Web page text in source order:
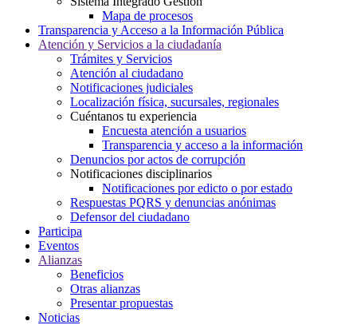
Mapa de procesos
Transparencia y Acceso a la Información Pública
Atención y Servicios a la ciudadanía
Trámites y Servicios
Atención al ciudadano
Notificaciones judiciales
Localización física, sucursales, regionales
Cuéntanos tu experiencia
Encuesta atención a usuarios
Transparencia y acceso a la información
Denuncios por actos de corrupción
Notificaciones disciplinarios
Notificaciones por edicto o por estado
Respuestas PQRS y denuncias anónimas
Defensor del ciudadano
Participa
Eventos
Alianzas
Beneficios
Otras alianzas
Presentar propuestas
Noticias